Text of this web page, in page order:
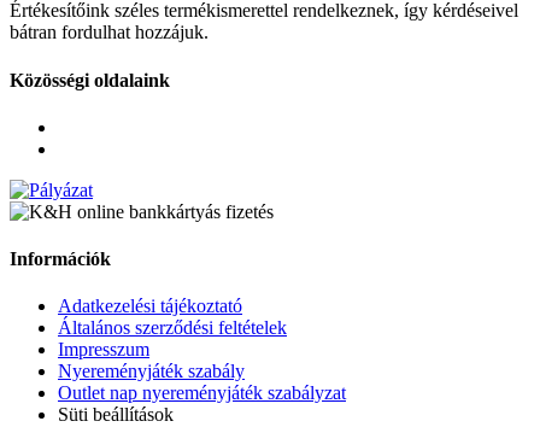
Értékesítőink széles termékismerettel rendelkeznek, így kérdéseivel
bátran fordulhat hozzájuk.
Közösségi oldalaink
Információk
Adatkezelési tájékoztató
Általános szerződési feltételek
Impresszum
Nyereményjáték szabály
Outlet nap nyereményjáték szabályzat
Süti beállítások